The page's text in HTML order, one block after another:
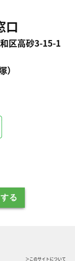
口
区高砂3-15-1
る
＞このサイトについて